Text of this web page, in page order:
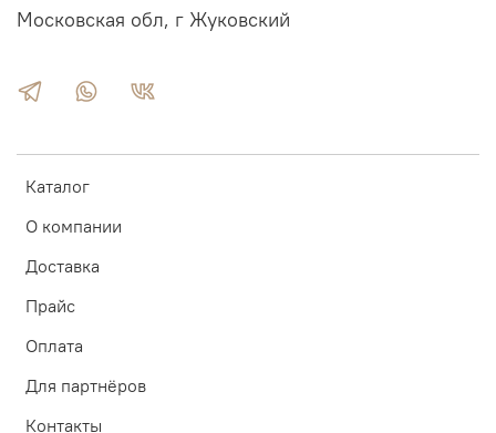
Каталог
О компании
Доставка
Прайс
Оплата
Для партнёров
Контакты
Московская обл, г Жуковский